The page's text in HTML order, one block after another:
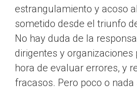
estrangulamiento y acoso
sometido desde el triunfo
No hay duda de la
dirigentes y organizaciones
hora de evaluar errores, y
fracasos. Pero poco o